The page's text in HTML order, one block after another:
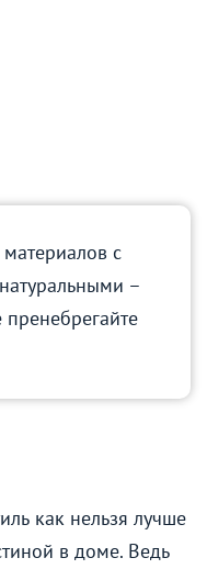
с
–
как нельзя лучше
в доме. Ведь